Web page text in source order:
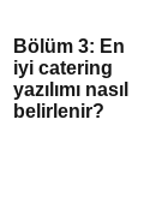
Bölüm 3: En
iyi catering
yazılımı nasıl
belirlenir?